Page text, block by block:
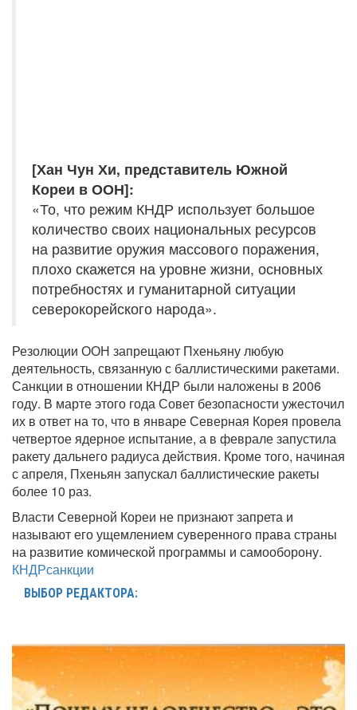
[Хан Чун Хи, представитель Южной
Кореи в ООН]:
«То, что режим КНДР использует большое
количество своих национальных ресурсов
на развитие оружия массового поражения,
плохо скажется на уровне жизни, основных
потребностях и гуманитарной ситуации
северокорейского народа».
Резолюции ООН запрещают Пхеньяну любую
деятельность, связанную с баллистическими ракетами.
Санкции в отношении КНДР были наложены в 2006
году. В марте этого года Совет безопасности ужесточил
их в ответ на то, что в январе Северная Корея провела
четвертое ядерное испытание, а в феврале запустила
ракету дальнего радиуса действия. Кроме того, начиная
с апреля, Пхеньян запускал баллистические ракеты
более 10 раз.
Власти Северной Кореи не признают запрета и
называют его ущемлением суверенного права страны
на развитие комической программы и самооборону.
КНДРсанкции
ВЫБОР РЕДАКТОРА: